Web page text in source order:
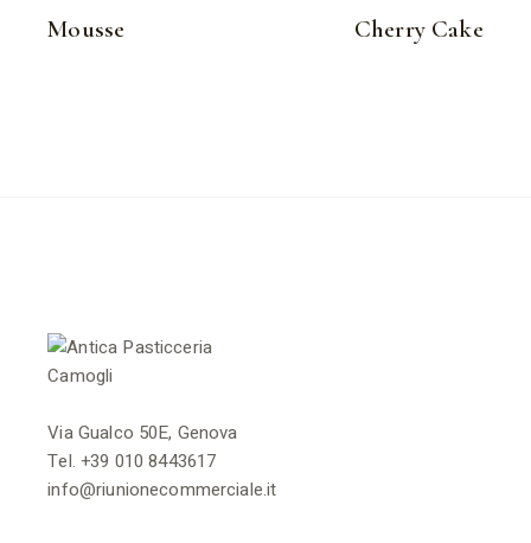
Mousse Cherry Cake
Via Gualco 50E, Genova
Tel.+39 010 8443617
info@riunionecommerciale.it